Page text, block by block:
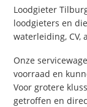
Loodgieter
loodgieters en
waterleiding, CV,
Onze
voorraad en
Voor grotere
getroffen en